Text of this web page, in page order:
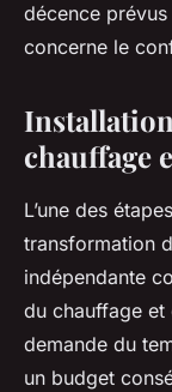
décence
concerne le
chauffage
L’une des
transformation
indépendante
du chauffage et
demande du
un budget